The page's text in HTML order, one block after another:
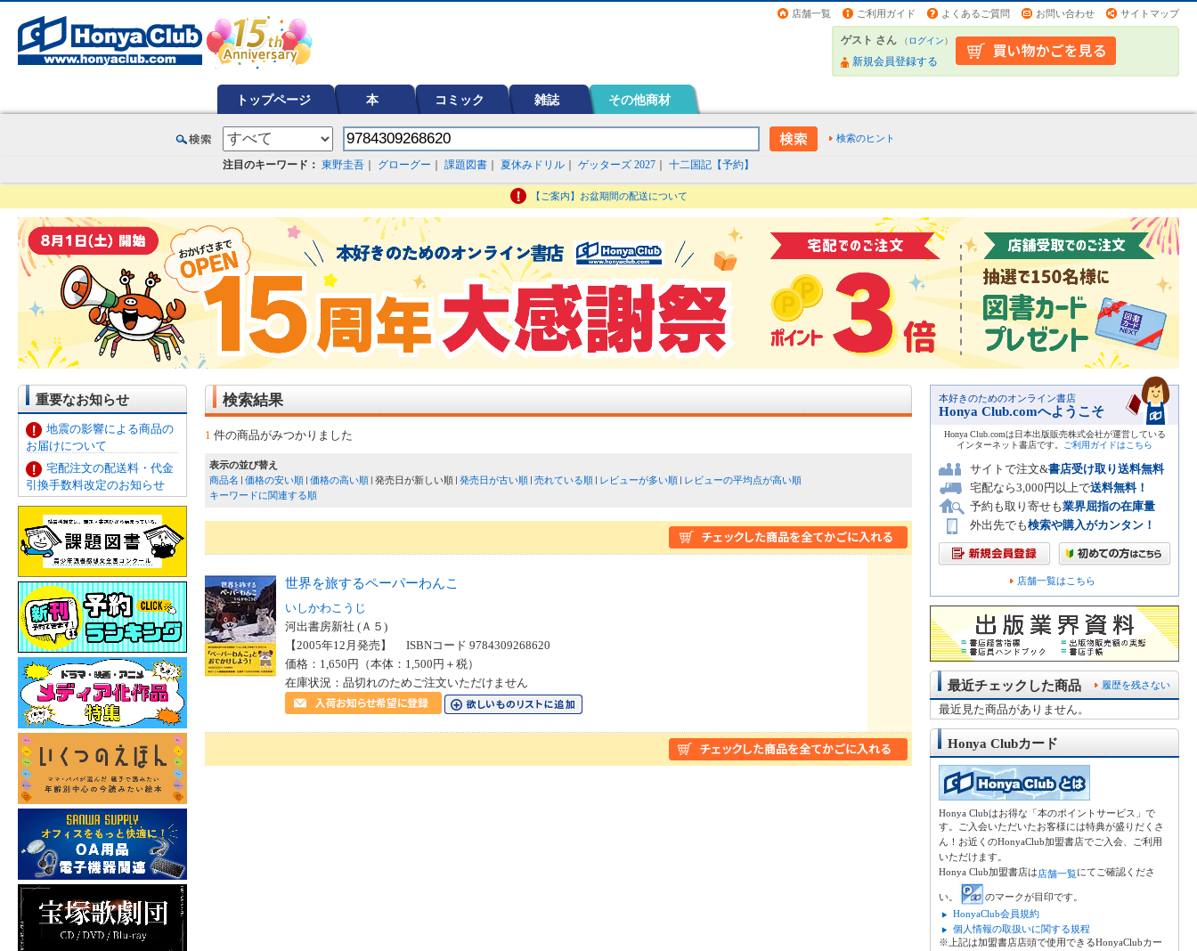
店舗一覧 ご利用ガイド よくあるご質問 お問い合わせ サイトマップ
ゲスト さん （ログイン）
新規会員登録する
トップページ 本 コミック 雑誌 その他商材
検索のヒント
注目のキーワード： 東野圭吾 グローグー 課題図書 夏休みドリル ゲッターズ 2027 十二国記【予約】
【ご案内】お盆期間の配送について
重要なお知らせ
地震の影響による商品の
お届けについて
宅配注文の配送料・代金
引換手数料改定のお知らせ
検索結果
1 件の商品がみつかりました
表示の並び替え
商品名
価格の安い順 価格の高い順 発売日が新しい順 発売日が古い順 売れている順 レビューが多い順
レビューの平均点が高い順
キーワードに関連する順
世界を旅するペーパーわんこ
いしかわこうじ
河出書房新社 (Ａ５)
【2005年12月発売】 ISBNコード 9784309268620
価格：1,650円（本体：1,500円＋税）
在庫状況：品切れのためご注文いただけません
本好きのためのオンライン書店
Honya Club.comへようこそ
Honya Club.comは日本出版販売株式会社が運営している
インターネット書店です。
ご利用ガイドはこちら
サイトで注文&書店受け取り送料無料
宅配なら3,000円以上で送料無料！
予約も取り寄せも業界屈指の在庫量
外出先でも検索や購入がカンタン！
店舗一覧はこちら
履歴を残さない
最近チェックした商品
最近見た商品がありません。
Honya Clubカード
Honya Clubはお得な「本のポイントサービス」で
す。ご入会いただいたお客様には特典が盛りだくさ
ん！お近くのHonyaClub加盟書店でご入会、ご利用
いただけます。
Honya Club加盟書店は店舗一覧にてご確認くださ
い。
のマークが目印です。
HonyaClub会員規約
個人情報の取扱いに関する規程
※上記は加盟書店店頭で使用できるHonyaClubカー